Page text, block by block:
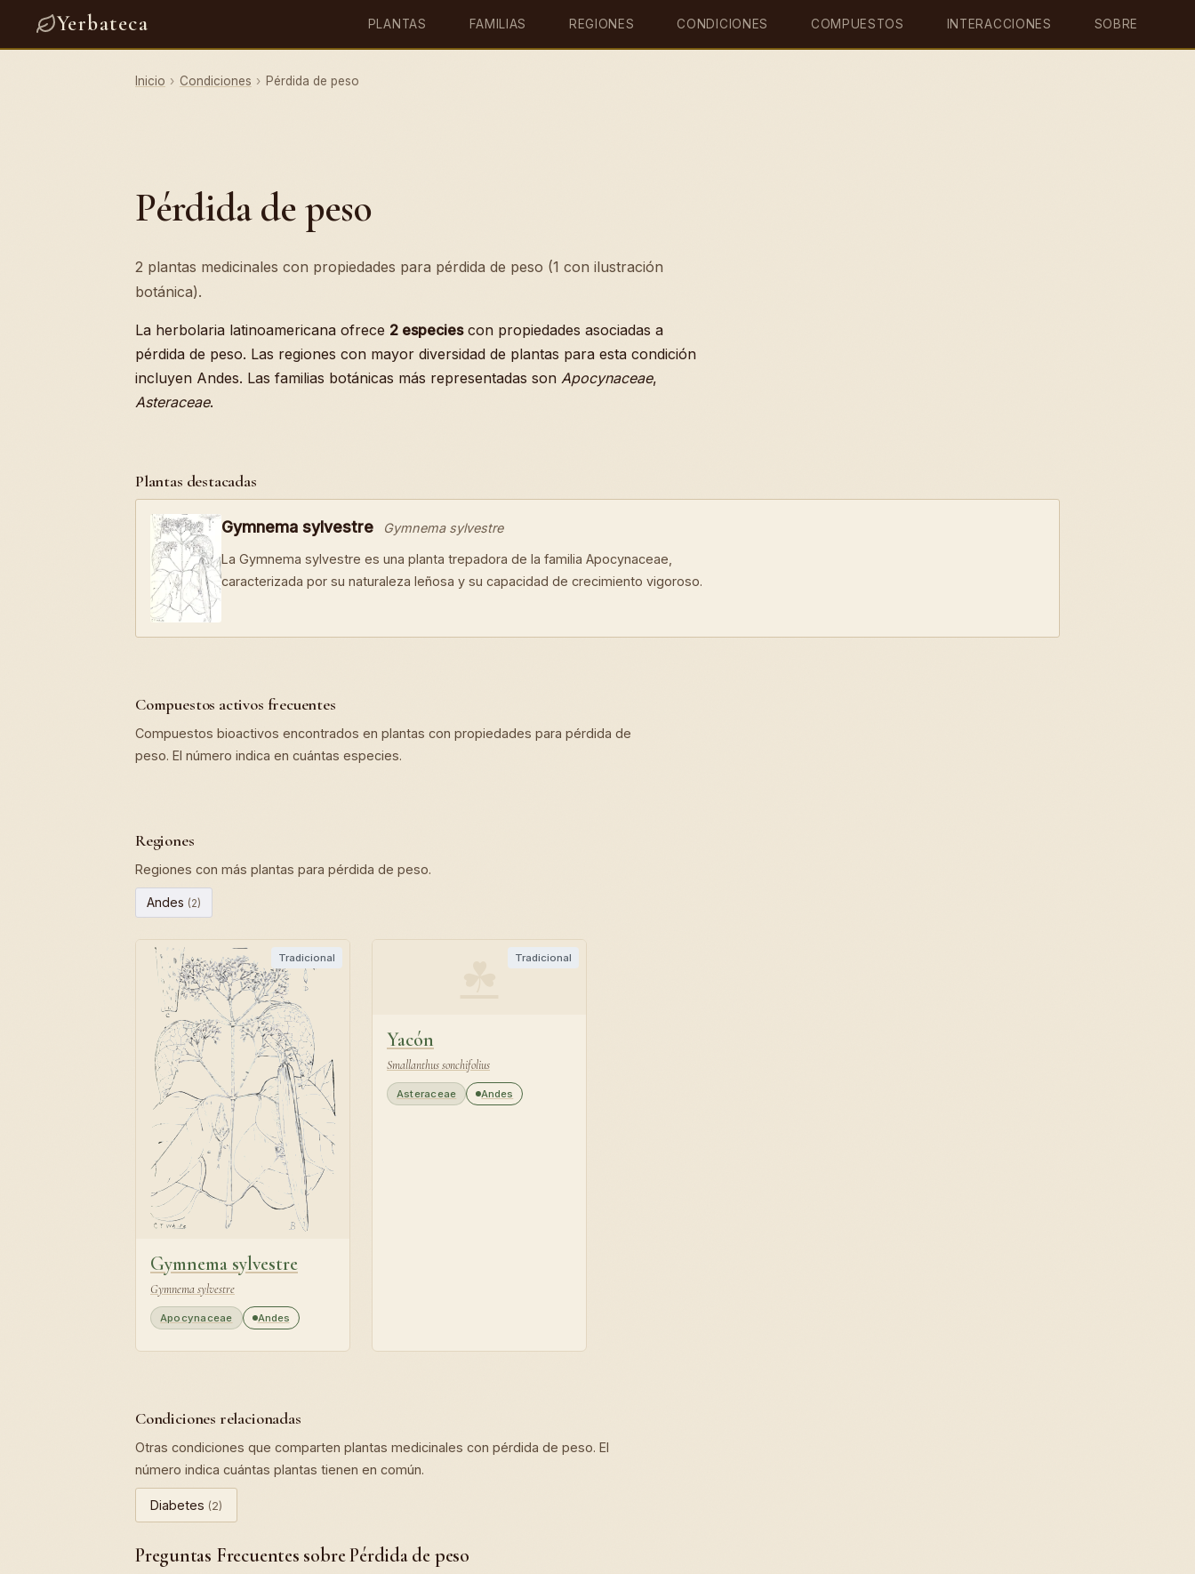
Yerbateca PLANTAS FAMILIAS REGIONES CONDICIONES COMPUESTOS INTERACCIONES SOBRE
Inicio › Condiciones › Pérdida de peso
Pérdida de peso
2 plantas medicinales con propiedades para pérdida de peso (1 con ilustración
botánica).
La herbolaria latinoamericana ofrece 2 especiescon propiedades asociadas a
pérdida de peso. Las regiones con mayor diversidad de plantas para esta condición
incluyen Andes. Las familias botánicas más representadas son Apocynaceae,
Asteraceae.
Plantas destacadas
Gymnema sylvestre Gymnema sylvestre
La Gymnema sylvestre es una planta trepadora de la familia Apocynaceae,
caracterizada por su naturaleza leñosa y su capacidad de crecimiento vigoroso.
Compuestos activos frecuentes
Compuestos bioactivos encontrados en plantas con propiedades para pérdida de
peso. El número indica en cuántas especies.
Regiones
Regiones con más plantas para pérdida de peso.
Andes (2)
Tradicional
Gymnema sylvestre
Gymnema sylvestre
Apocynaceae Andes
Tradicional
Yacón
Smallanthus sonchifolius
Asteraceae Andes
Condiciones relacionadas
Otras condiciones que comparten plantas medicinales con pérdida de peso. El
número indica cuántas plantas tienen en común.
Diabetes (2)
Preguntas Frecuentes sobre Pérdida de peso